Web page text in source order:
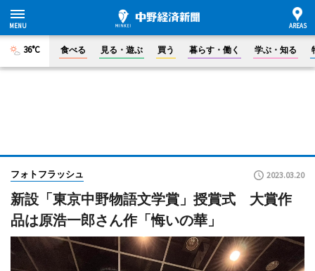
36°C 食べる 見る・遊ぶ 買う 暮らす・働く 学ぶ・知る
フォトフラッシュ 2023.03.20
新設「東京中野物語文学賞」授賞式 大賞作
品は原浩一郎さん作「悔いの華」